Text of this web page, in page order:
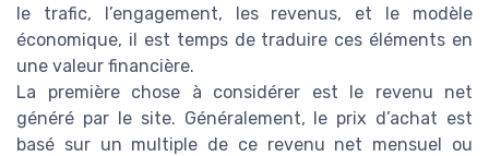
le trafic, l’engagement, les revenus, et le modèle
économique, il est temps de traduire ces éléments en
une valeur financière.
La première chose à considérer est le revenu net
généré par le site. Généralement, le prix d’achat est
basé sur un multiple de ce revenu net mensuel ou